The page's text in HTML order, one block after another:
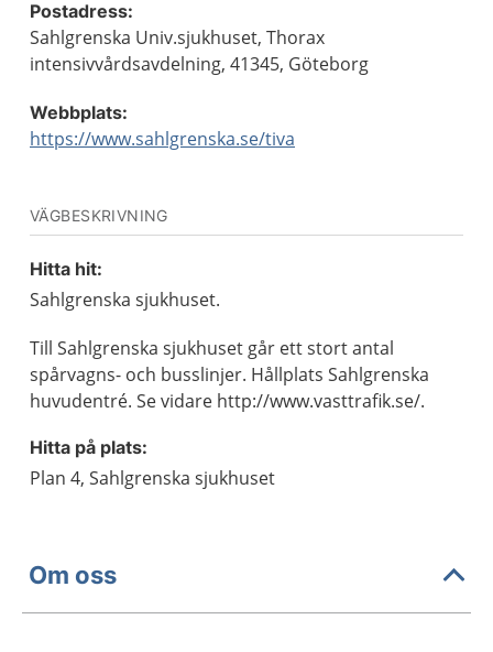
Postadress:
Sahlgrenska Univ.sjukhuset, Thorax
intensivvårdsavdelning, 41345, Göteborg
Webbplats:
https://www.sahlgrenska.se/tiva
VÄGBESKRIVNING
Hitta hit:
Sahlgrenska sjukhuset.
Till Sahlgrenska sjukhuset går ett stort antal
spårvagns- och busslinjer. Hållplats Sahlgrenska
huvudentré. Se vidare http://www.vasttrafik.se/.
Hitta på plats:
Plan 4, Sahlgrenska sjukhuset
Om oss